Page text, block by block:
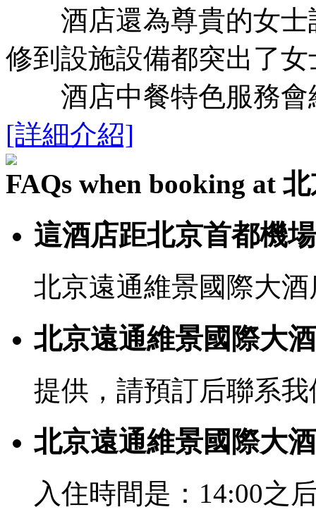
酒店還為尊貴的女士
修到設施設備都突出了
酒店中餐特色服務會
[詳細介紹]
FAQs when booking at
這酒店距北京首都機
北京遠通維景國際大
北京遠通維景國際大
提供，請預訂后聯系
北京遠通維景國際大
入住時間是：14:00之